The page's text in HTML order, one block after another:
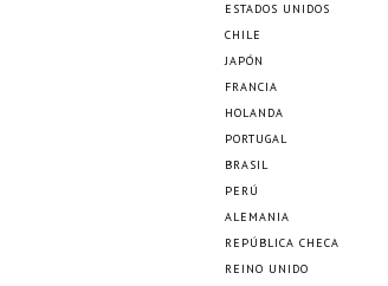
ESTADOS UNIDOS
CHILE
JAPÓN
FRANCIA
HOLANDA
PORTUGAL
BRASIL
PERÚ
ALEMANIA
REPÚBLICA CHECA
REINO UNIDO